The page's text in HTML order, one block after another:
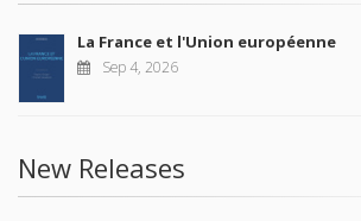
La France et l'Union européenne
Sep 4, 2026
New Releases